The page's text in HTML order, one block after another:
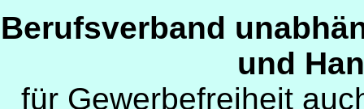
Berufsverband
und
für Gewerbefreiheit